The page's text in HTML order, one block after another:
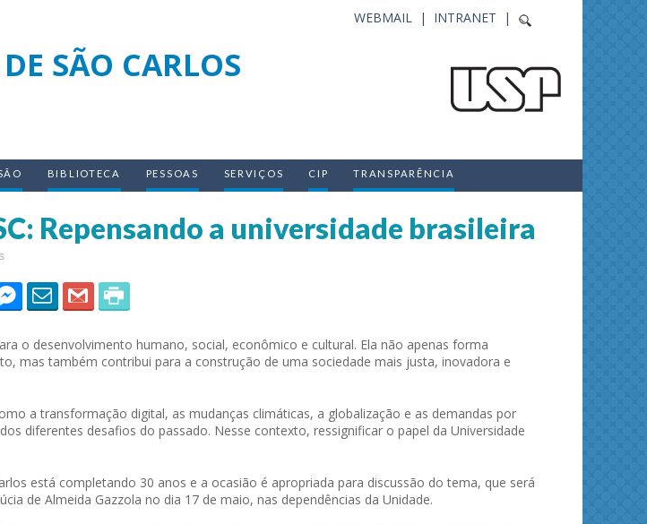
INTRANET |
WEBMAIL |
SÃO CARLOS
BIBLIOTECA PESSOAS SERVIÇOS CIP TRANSPARÊNCIA
Repensando a universidade brasileira
o desenvolvimento humano, social, econômico e cultural. Ela não apenas forma
mas também contribui para a construção de uma sociedade mais justa, inovadora e
a transformação digital, as mudanças climáticas, a globalização e as demandas por
diferentes desafios do passado. Nesse contexto, ressignificar o papel da Universidade
está completando 30 anos e a ocasião é apropriada para discussão do tema, que será
de Almeida Gazzola no dia 17 de maio, nas dependências da Unidade.